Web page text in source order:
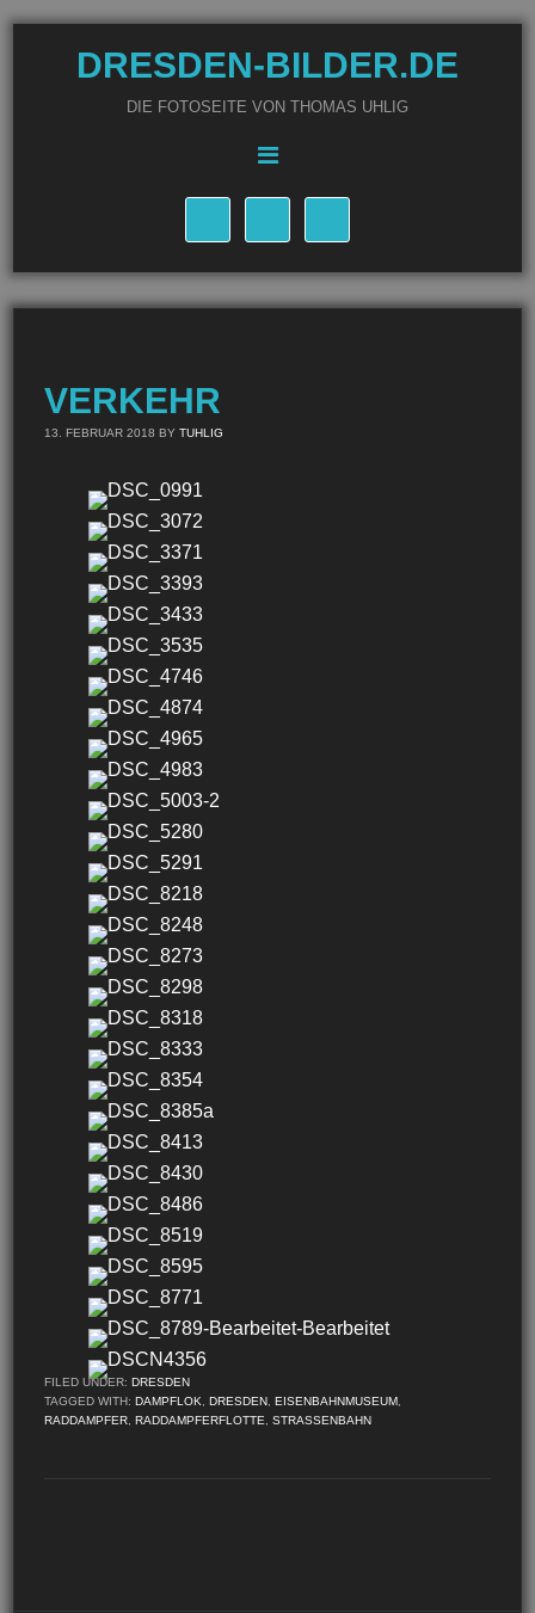
DRESDEN-BILDER.DE
DIE FOTOSEITE VON THOMAS UHLIG
VERKEHR
13. FEBRUAR 2018 BYTUHLIG
FILED UNDER:DRESDEN
TAGGED WITH:DAMPFLOK ,DRESDEN ,EISENBAHNMUSEUM
RADDAMPFER ,RADDAMPFERFLOTTE ,STRASSENBAHN